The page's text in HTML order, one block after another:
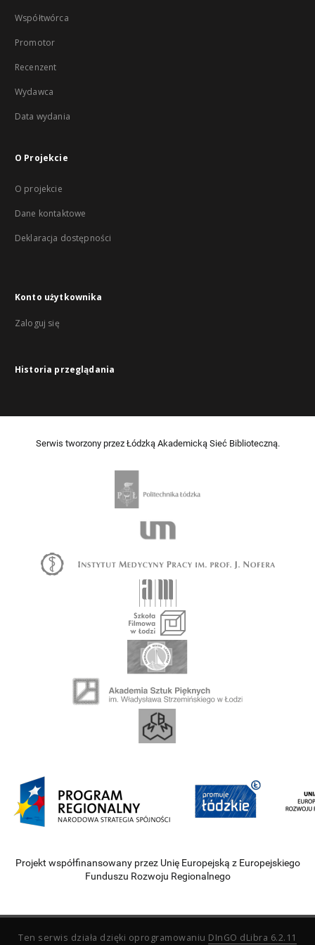
Współtwórca
Promotor
Recenzent
Wydawca
Data wydania
O Projekcie
O projekcie
Dane kontaktowe
Deklaracja dostępności
Konto użytkownika
Zaloguj się
Historia przeglądania
Serwis tworzony przez Łódzką Akademicką Sieć Biblioteczną.
Projekt współfinansowany przez Unię Europejską z Europejskiego
Funduszu Rozwoju Regionalnego
Ten serwis działa dzięki oprogramowaniu DInGO dLibra 6.2.11